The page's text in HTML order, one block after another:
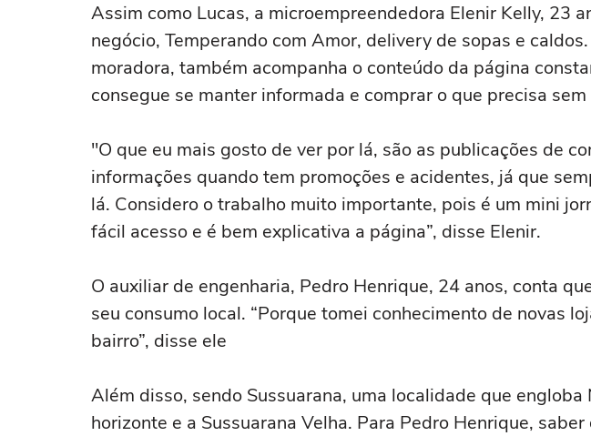
Assim como Lucas, a microempreendedora Elenir Kelly, 23
negócio, Temperando com Amor, delivery de sopas e
moradora, também acompanha o conteúdo da página
consegue se manter informada e comprar o que precisa
"O que eu mais gosto de ver por lá, são as publicações de
informações quando tem promoções e acidentes, já que
lá. Considero o trabalho muito importante, pois é um mini
fácil acesso e é bem explicativa a página”, disse Elenir.
O auxiliar de engenharia, Pedro Henrique, 24 anos, conta
seu consumo local. “Porque tomei conhecimento de novas
bairro”, disse ele
Além disso, sendo Sussuarana, uma localidade que engloba
horizonte e a Sussuarana Velha. Para Pedro Henrique,